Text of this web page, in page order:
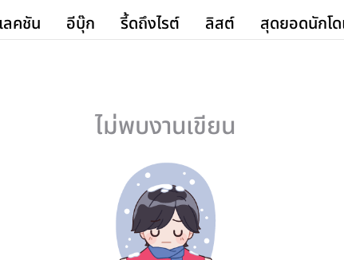
ลคชัน อีบุ๊ก รี้ดถึงไรต์ ลิสต์ สุดยอดนักโ
ไม่พบงานเขียน